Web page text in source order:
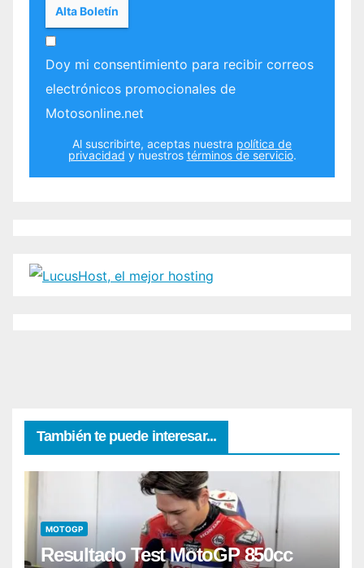
Doy mi consentimiento para recibir correos
electrónicos promocionales de
Motosonline.net
Al suscribirte, aceptas nuestra política de
privacidad y nuestros términos de servicio.
También te puede interesar...
MOTOGP
Resultado Test MotoGP 850cc